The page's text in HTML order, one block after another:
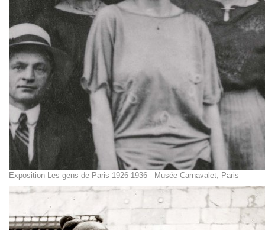
Exposition Les gens de Paris 1926-1936 - Musée Carnavalet, Paris